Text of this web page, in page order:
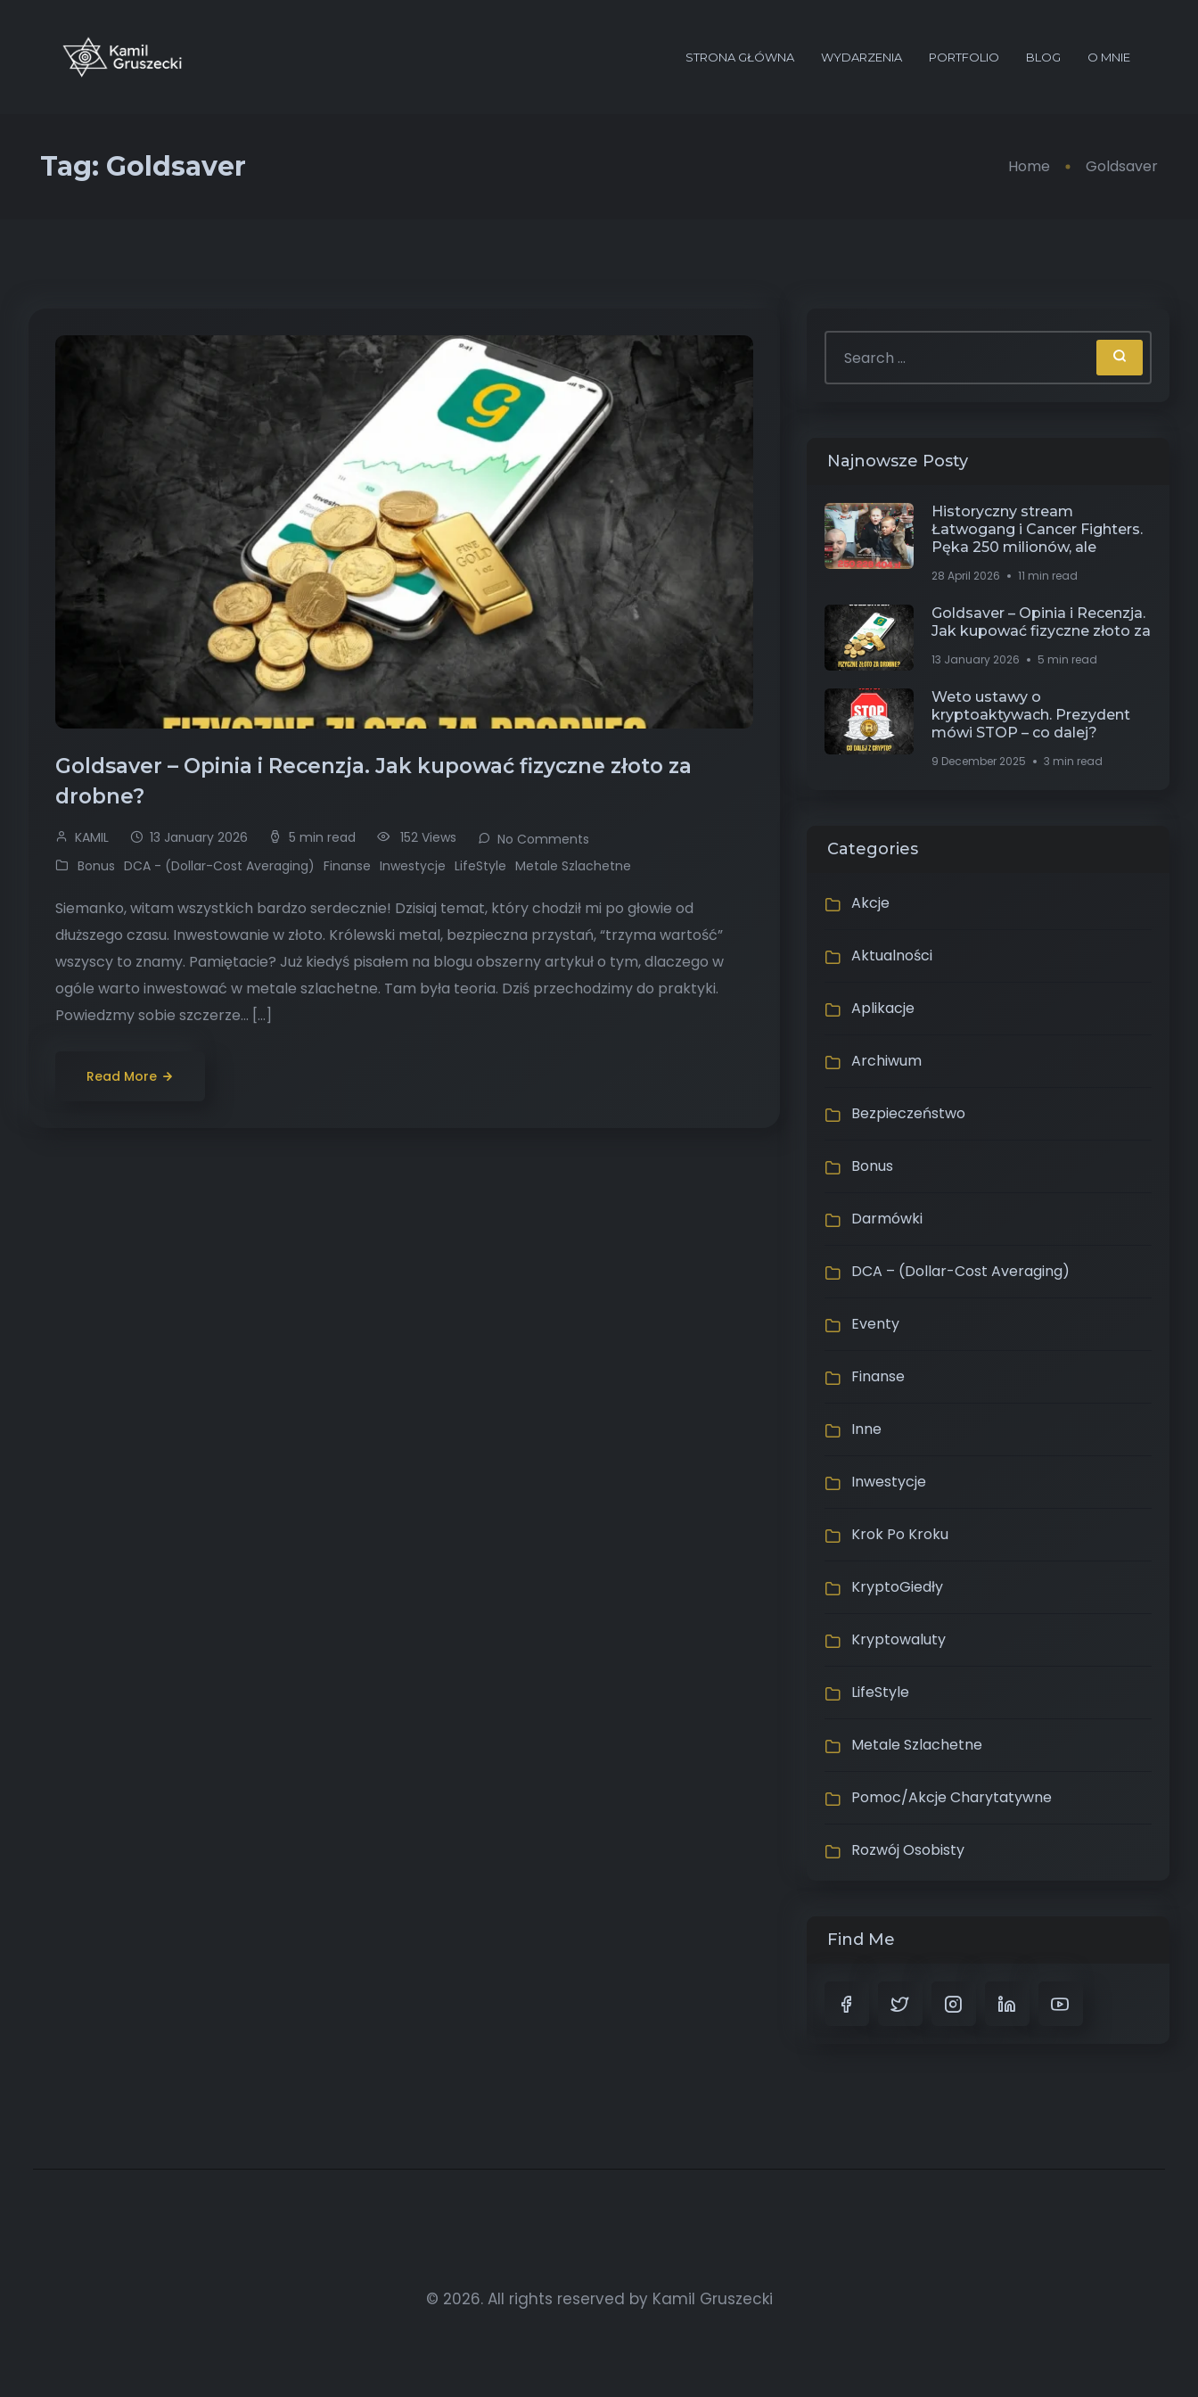
STRONA GŁÓWNA WYDARZENIA PORTFOLIO BLOG O MNIE
Tag: Goldsaver Home Goldsaver
Goldsaver – Opinia i Recenzja. Jak kupować fizyczne złoto za
drobne?
KAMIL 13 January 2026 5 min read 152 Views
No Comments
Bonus DCA - (Dollar-Cost Averaging) Finanse Inwestycje LifeStyle Metale Szlachetne
Siemanko, witam wszystkich bardzo serdecznie! Dzisiaj temat, który chodził mi po głowie od
dłuższego czasu. Inwestowanie w złoto. Królewski metal, bezpieczna przystań, “trzyma wartość”
wszyscy to znamy. Pamiętacie? Już kiedyś pisałem na blogu obszerny artykuł o tym, dlaczego w
ogóle warto inwestować w metale szlachetne. Tam była teoria. Dziś przechodzimy do praktyki.
Powiedzmy sobie szczerze… […]
Read More
Najnowsze Posty
Historyczny stream
Łatwogang i Cancer Fighters.
Pęka 250 milionów, ale
28 April 2026 11 min read
Goldsaver – Opinia i Recenzja.
Jak kupować fizyczne złoto za
13 January 2026 5 min read
Weto ustawy o
kryptoaktywach. Prezydent
mówi STOP – co dalej?
9 December 2025 3 min read
Categories
Akcje
Aktualności
Aplikacje
Archiwum
Bezpieczeństwo
Bonus
Darmówki
DCA – (Dollar-Cost Averaging)
Eventy
Finanse
Inne
Inwestycje
Krok Po Kroku
KryptoGiedły
Kryptowaluty
LifeStyle
Metale Szlachetne
Pomoc/Akcje Charytatywne
Rozwój Osobisty
Find Me
© 2026. All rights reserved by Kamil Gruszecki